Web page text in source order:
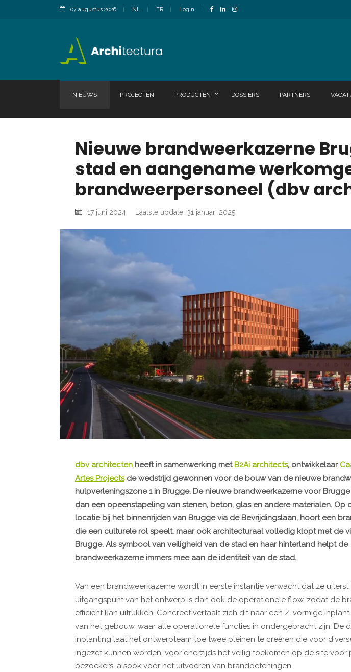
07 augustus 2026 NL FR Login
NIEUWS PROJECTEN PRODUCTEN DOSSIERS PARTNERS
Nieuwe brandweerkazerne
stad en aangename
brandweerpersoneel (dbv
17 juni 2024 Laatste update: 31 januari 2025
dbv architecten heeft in samenwerking met B2Ai architects, ontwikkelaar
Artes Projectsde wedstrijd gewonnen voor de bouw van de nieuwe
hulpverleningszone 1 in Brugge. De nieuwe brandweerkazerne voor
dan een opeenstapeling van stenen, beton, glas en andere materialen. Op
locatie bij het binnenrijden van Brugge via de Bevrijdingslaan, hoort een
die een culturele rol speelt, maar ook architecturaal volledig klopt met de
Brugge. Als symbool van veiligheid van de stad en haar hinterland helpt de
brandweerkazerne immers mee aan de identiteit van de stad.
Van een brandweerkazerne wordt in eerste instantie verwacht dat ze uiterst
uitgangspunt van het ontwerp is dan ook de operationele flow, zodat de
efficiënt kan uitrukken. Concreet vertaalt zich dit naar een Z-vormige
van het gebouw, waar alle operationele functies in ondergebracht zijn. De
inplanting laat het ontwerpteam toe twee pleinen te creëren die voor
ingezet kunnen worden, voor enerzijds het veilig toekomen op de site voor
bezoekers, alsook voor het uitvoeren van brandoefeningen.